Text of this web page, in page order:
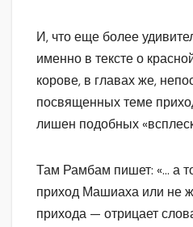
И, что еще более
именно в тексте о
корове, в главах же,
посвященных теме
лишен подобных
Там Рамбам пишет: «… а
приход Машиаха или не
прихода — отрицает